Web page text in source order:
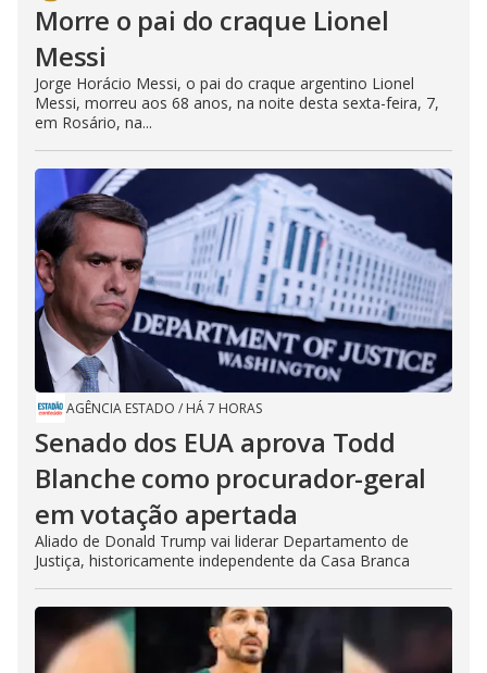
Morre o pai do craque Lionel
Messi
Jorge Horácio Messi, o pai do craque argentino Lionel
Messi, morreu aos 68 anos, na noite desta sexta-feira, 7,
em Rosário, na...
AGÊNCIA ESTADO / HÁ 7 HORAS
Senado dos EUA aprova Todd
Blanche como procurador-geral
em votação apertada
Aliado de Donald Trump vai liderar Departamento de
Justiça, historicamente independente da Casa Branca